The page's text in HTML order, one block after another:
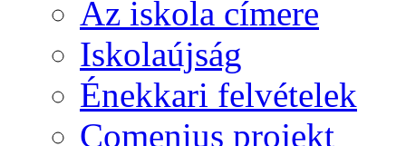
Az iskola címere
Iskolaújság
Énekkari felvételek
Comenius projekt